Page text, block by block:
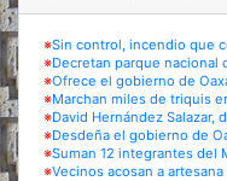
※Sin control, incendio que
※Decretan parque nacional
※Ofrece el gobierno de
※Marchan miles de triquis
※David Hernández Salazar,
※Desdeña el gobierno de
※Suman 12 integrantes del
※Vecinos acosan a